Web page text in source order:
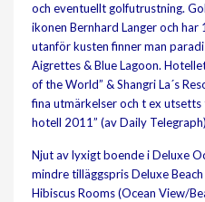
och eventuellt golfutrustning.
ikonen Bernhard Langer och
utanför kusten finner man
Aigrettes & Blue Lagoon.
of the World” & Shangri La´s
fina utmärkelser och t ex utsetts
hotell 2011” (av Daily
Njut av lyxigt boende i Deluxe
mindre tilläggspris Deluxe
Hibiscus Rooms (Ocean View/